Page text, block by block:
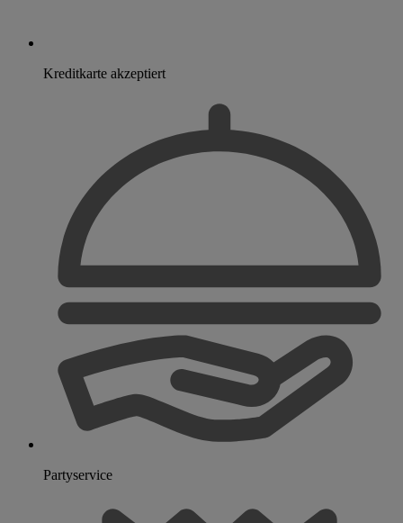
Kreditkarte akzeptiert
Partyservice